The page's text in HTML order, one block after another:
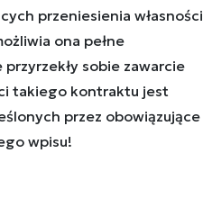
przeniesienia własności
ona pełne
sobie zawarcie
takiego kontraktu jest
przez obowiązujące
wpisu!